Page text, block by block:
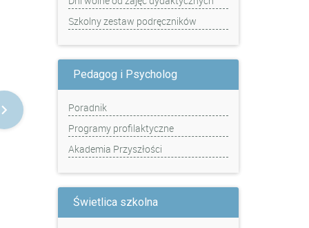
Szkolny zestaw podręczników
Pedagog i Psycholog
Poradnik
Programy profilaktyczne
Akademia Przyszłości
Świetlica szkolna